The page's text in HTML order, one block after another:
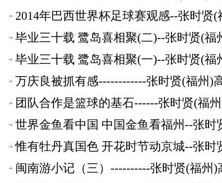
2014年巴西世界杯足球赛观感--张时贤
毕业三十载 鹭岛喜相聚(二)--张时贤(福
毕业三十载 鹭岛喜相聚(一)--张时贤(福
万庆良被抓有感------------张时贤(福州)
团队合作是篮球的基石------张时贤(福
世界金鱼看中国 中国金鱼看福州--张
惟有牡丹真国色 开花时节动京城--张
闽南游小记（三）----------张时贤(福州